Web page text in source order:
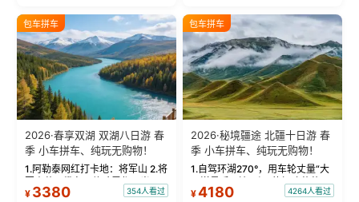
绝美瞬间。 赛湖坦克300跟车视
频：专业摄影师...
瓦人最大村落——禾木村，欣赏
晨雾与小木...
包车拼车
2026·春享双湖 双湖八日游 春
季 小车拼车、纯玩无购物！
1.阿勒泰网红打卡地：将军山 2.将
军山落日缆车，体验雪都风光 3.
将军山，夕阳派对，蹦迪party 4.
¥ 3380 354人看过
包车拼车
2026·秘境疆途 北疆十日游 春
季 小车拼车、纯玩无购物！
1.自驾环湖270°，用车轮丈量“大
西洋最后一滴眼泪”的极致蔚蓝，
让雪山、花海与深邃湖水在转弯
¥4180 4264人看过